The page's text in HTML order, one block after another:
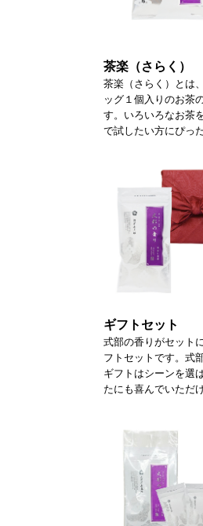
茶楽（さらく）
茶楽（さらく）とは
ッグ１個入りのお茶
す。いろいろなお茶
で試したい方にぴっ
ギフトセット
式部の香りがセット
フトセットです。式
ギフトはシーンを選
たにも喜んでいただ